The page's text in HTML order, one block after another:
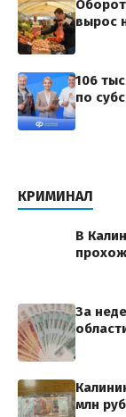
вырос
106
по
КРИМИНАЛ
В
За
млн